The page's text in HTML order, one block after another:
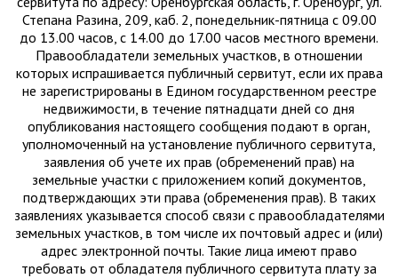
Степана Разина, 209, каб. 2, понедельник-пятница с 09.00
до 13.00 часов, с 14.00 до 17.00 часов местного времени.
Правообладатели земельных участков, в отношении
которых испрашивается публичный сервитут, если их права
не зарегистрированы в Едином государственном реестре
недвижимости, в течение пятнадцати дней со дня
опубликования настоящего сообщения подают в орган,
уполномоченный на установление публичного сервитута,
заявления об учете их прав (обременений прав) на
земельные участки с приложением копий документов,
подтверждающих эти права (обременения прав). В таких
заявлениях указывается способ связи с правообладателями
земельных участков, в том числе их почтовый адрес и (или)
адрес электронной почты. Такие лица имеют право
требовать от обладателя публичного сервитута плату за